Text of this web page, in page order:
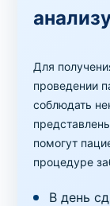
Для
проведении
соблюдать
помогут
процедуре
В день